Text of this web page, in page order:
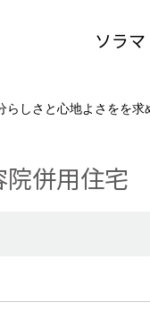
ソラ
らしさと心地よさをを
併用住宅